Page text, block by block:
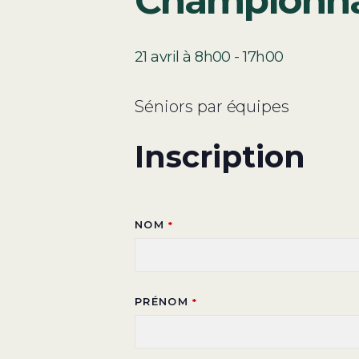
21 avril à 8h00 -17h00
Séniors par équipes
Inscription
NOM *
PRÉNOM *